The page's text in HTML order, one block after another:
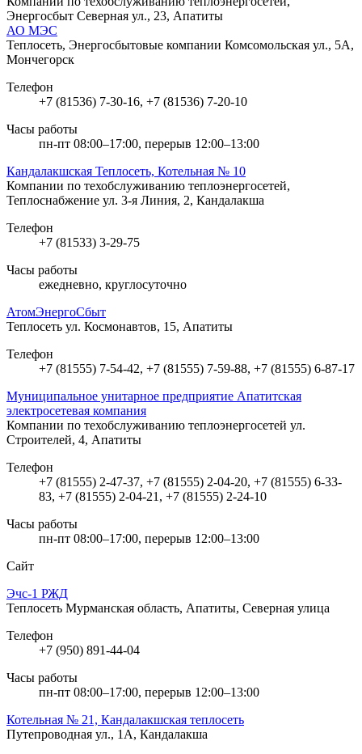
Энергосбыт Северная ул., 23, Апатиты
АО МЭС
Теплосеть, Энергосбытовые компании Комсомольская ул., 5А,
Мончегорск
Телефон
+7 (81536) 7-30-16, +7 (81536) 7-20-10
Часы работы
пн-пт 08:00–17:00, перерыв 12:00–13:00
Кандалакшская Теплосеть, Котельная № 10
Компании по техобслуживанию теплоэнергосетей,
Теплоснабжение ул. 3-я Линия, 2, Кандалакша
Телефон
+7 (81533) 3-29-75
Часы работы
ежедневно, круглосуточно
АтомЭнергоСбыт
Теплосеть ул. Космонавтов, 15, Апатиты
Телефон
+7 (81555) 7-54-42, +7 (81555) 7-59-88, +7 (81555) 6-87-17
Муниципальное унитарное предприятие Апатитская
электросетевая компания
Компании по техобслуживанию теплоэнергосетей ул.
Строителей, 4, Апатиты
Телефон
+7 (81555) 2-47-37, +7 (81555) 2-04-20, +7 (81555) 6-33-
83, +7 (81555) 2-04-21, +7 (81555) 2-24-10
Часы работы
пн-пт 08:00–17:00, перерыв 12:00–13:00
Сайт
Эчс-1 РЖД
Теплосеть Мурманская область, Апатиты, Северная улица
Телефон
+7 (950) 891-44-04
Часы работы
пн-пт 08:00–17:00, перерыв 12:00–13:00
Котельная № 21, Кандалакшская теплосеть
Путепроводная ул., 1А, Кандалакша